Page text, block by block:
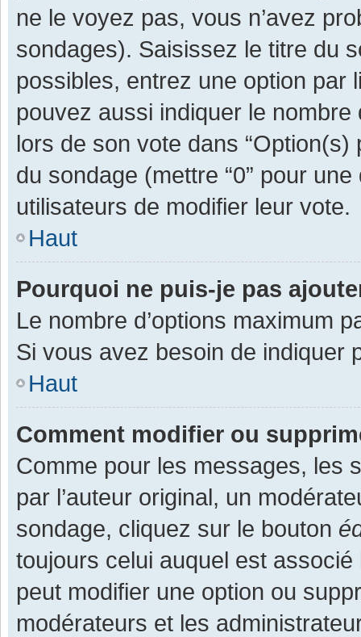
ne le voyez pas, vous n’avez
sondages). Saisissez le titre du
possibles, entrez une option par
pouvez aussi indiquer le
lors de son vote dans “Option(s)
du sondage (mettre “0” pour
utilisateurs de modifier leur vote.
Haut
Pourquoi ne puis-je pas
Le nombre d’options maximum
Si vous avez besoin de indiquer
Haut
Comment modifier ou
Comme pour les messages, les
par l’auteur original, un
sondage, cliquez sur le bouton
toujours celui auquel est associé
peut modifier une option ou
modérateurs et les